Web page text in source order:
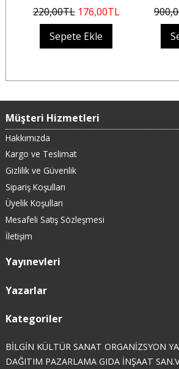
220,00TL 176,00TL
Sepete Ekle
900
Müşteri Hizmetleri
Hakkımızda
Kargo ve Teslimat
Gizlilik ve Güvenlik
Sipariş Koşulları
Üyelik Koşulları
Mesafeli Satış Sözleşmesi
İletişim
Yayınevleri
Yazarlar
Kategoriler
BİLGİN KÜLTÜR SANAT ORGANİZSYON
DAĞITIM PAZARLAMA GIDA İNŞAAT